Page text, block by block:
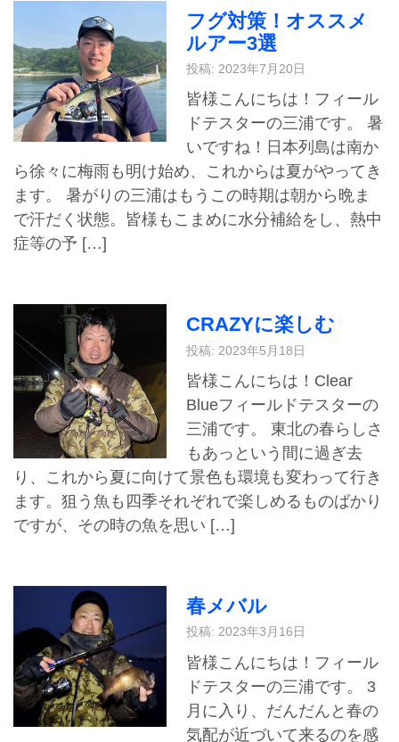
フグ対策！オススメ
ルアー3選
投稿: 2023年7月20日
皆様こんにちは！フィール
ドテスターの三浦です。 暑
いですね！日本列島は南か
ら徐々に梅雨も明け始め、これからは夏がやってき
ます。 暑がりの三浦はもうこの時期は朝から晩ま
で汗だく状態。皆様もこまめに水分補給をし、熱中
症等の予 […]
CRAZYに楽しむ
投稿: 2023年5月18日
皆様こんにちは！Clear
Blueフィールドテスターの
三浦です。 東北の春らしさ
もあっという間に過ぎ去
り、これから夏に向けて景色も環境も変わって行き
ます。狙う魚も四季それぞれで楽しめるものばかり
ですが、その時の魚を思い […]
春メバル
投稿: 2023年3月16日
皆様こんにちは！フィール
ドテスターの三浦です。 3
月に入り、だんだんと春の
気配が近づいて来るのを感